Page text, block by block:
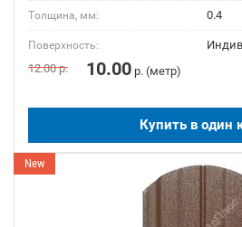
Толщина, мм: 0.4
Поверхность:
12.00р. 10.00 р. (метр)
Купить в один
New